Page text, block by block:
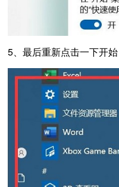
5、最后重新点击一下开